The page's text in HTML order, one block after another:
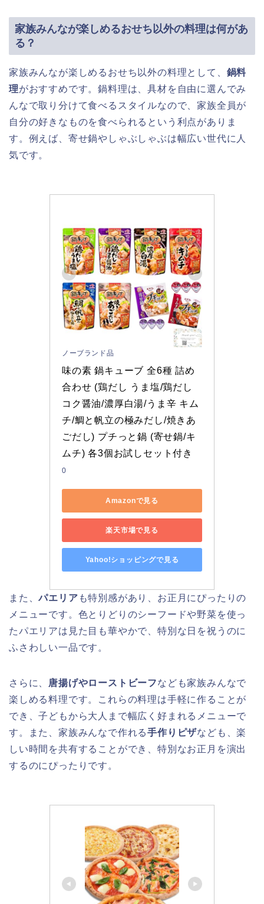
家族みんなが楽しめるおせち以外の料理は何があ
る？
家族みんなが楽しめるおせち以外の料理として、 鍋料
理がおすすめです。鍋料理は、具材を自由に選んでみ
んなで取り分けて食べるスタイルなので、家族全員が
自分の好きなものを食べられるという利点がありま
す。例えば、寄せ鍋やしゃぶしゃぶは幅広い世代に人
気です。
ノーブランド品
味の素 鍋キューブ 全6種 詰め
合わせ (鶏だし うま塩/鶏だし
コク醤油/濃厚白湯/うま辛 キム
チ/鯛と帆立の極みだし/焼きあ
ごだし) プチっと鍋 (寄せ鍋/キ
ムチ) 各3個お試しセット付き
0
Amazonで見る
楽天市場で見る
Yahoo!ショッピングで見る
また、パエリア も特別感があり、お正月にぴったりの
メニューです。色とりどりのシーフードや野菜を使っ
たパエリアは見た目も華やかで、特別な日を祝うのに
ふさわしい一品です。
さらに、 唐揚げやローストビーフなども家族みんなで
楽しめる料理です。これらの料理は手軽に作ることが
でき、子どもから大人まで幅広く好まれるメニューで
す。また、家族みんなで作れる手作りピザなども、楽
しい時間を共有することができ、特別なお正月を演出
するのにぴったりです。